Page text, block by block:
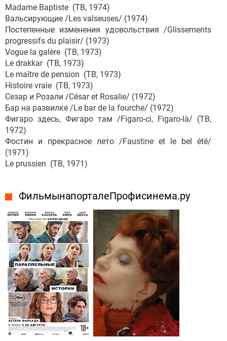
Madame Baptiste (ТВ, 1974)
Вальсирующие /Les valseuses/ (1974)
Постепенные изменения удовольствия /Glissements
progressifs du plaisir/ (1973)
Vogue la galère (ТВ, 1973)
Le drakkar (ТВ, 1973)
Le maître de pension (ТВ, 1973)
Histoire vraie (ТВ, 1973)
Сезар и Розали /César et Rosalie/ (1972)
Бар на развилке /Le bar de la fourche/ (1972)
Фигаро здесь, Фигаро там /Figaro-ci, Figaro-là/ (ТВ,
1972)
Фостин и прекрасное лето /Faustine et le bel été/
(1971)
Le prussien (ТВ, 1971)
Фильмы на портале Профисинема.ру